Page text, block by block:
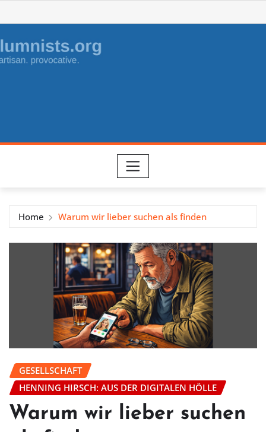
to
content
Home Warum wir lieber suchen als finden
GESELLSCHAFT
HENNING HIRSCH: AUS DER DIGITALEN HÖLLE
Warum wir lieber suchen